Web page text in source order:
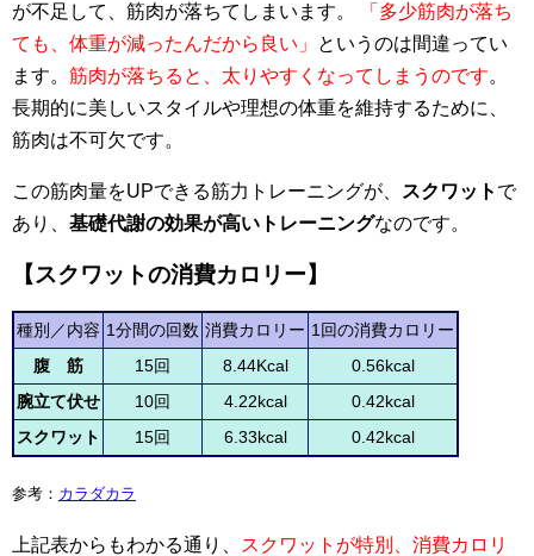
が不足して、筋肉が落ちてしまいます。
「多少筋肉が落ち
ても、体重が減ったんだから良い」
というのは間違ってい
ます。 筋肉が落ちると、太りやすくなってしまうのです。
長期的に美しいスタイルや理想の体重を維持するために、
筋肉は不可欠です。
この筋肉量をUPできる筋力トレーニングが、 スクワット で
あり、 基礎代謝の効果が高いトレーニングなのです。
【スクワットの消費カロリー】
種別／内容 1分間の回数 消費カロリー 1回の消費カロリー
腹 筋
15回 8.44Kcal
0.56kcal
腕立て伏せ
10回 4.22kcal
0.42kcal
スクワット
15回 6.33kcal 0.42kcal
参考： カラダカラ
上記表からもわかる通り、 スクワットが特別、消費カロリ